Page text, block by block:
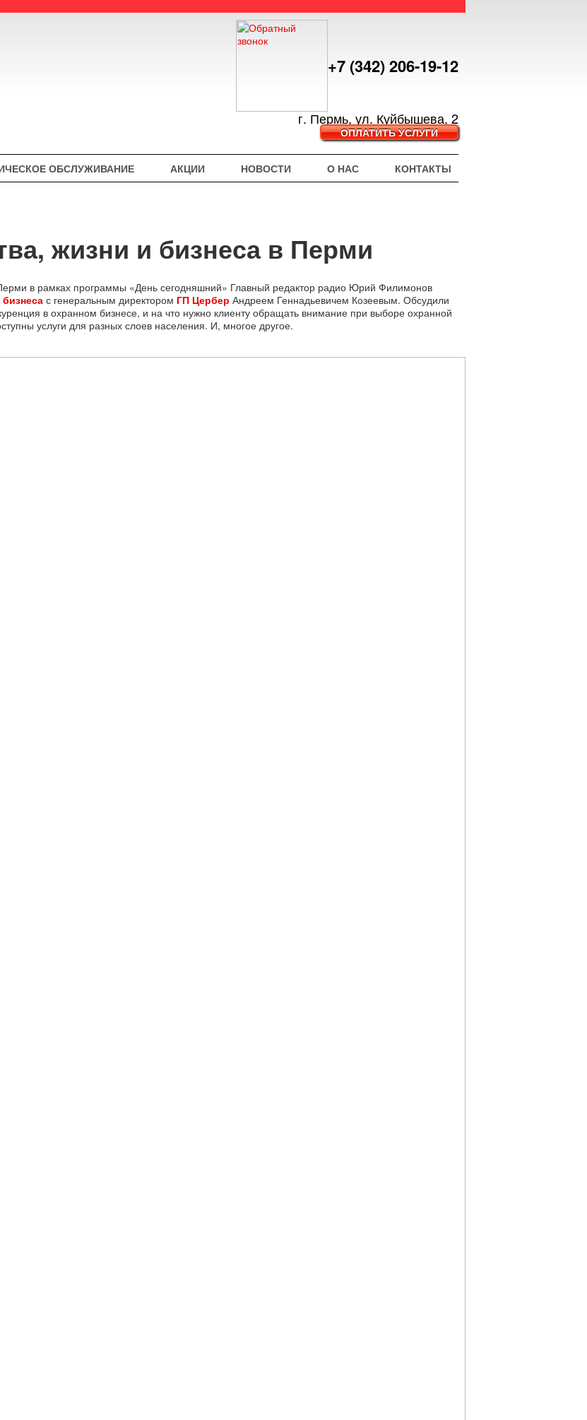
+7 (342) 206-19-12
г. Пермь, ул. Куйбышева, 2
ОПЛАТИТЬ УСЛУГИ
ОБСЛУЖИВАНИЕ АКЦИИ НОВОСТИ О НАС КОНТАКТЫ
жизни и бизнеса в Перми
в рамках программы «День сегодняшний» Главный редактор радио Юрий Филимонов
бизнеса с генеральным директором ГП Цербер Андреем Геннадьевичем Козеевым. Обсудили
в охранном бизнесе, и на что нужно клиенту обращать внимание при выборе охранной
услуги для разных слоев населения. И, многое другое.